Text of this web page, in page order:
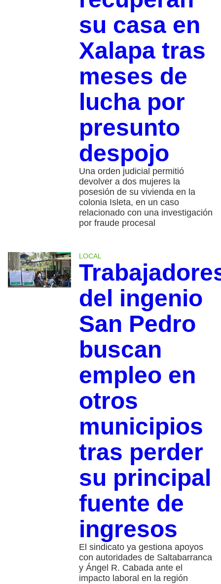
su casa en
Xalapa tras
meses de
lucha por
presunto
despojo
Una orden judicial permitió
devolver a dos mujeres la
posesión de su vivienda en la
colonia Isleta, en un caso
relacionado con una investigación
por fraude procesal
LOCAL
del ingenio
San Pedro
buscan
empleo en
otros
municipios
tras perder
su principal
fuente de
ingresos
El sindicato ya gestiona apoyos
con autoridades de Saltabarranca
y Ángel R. Cabada ante el
impacto laboral en la región